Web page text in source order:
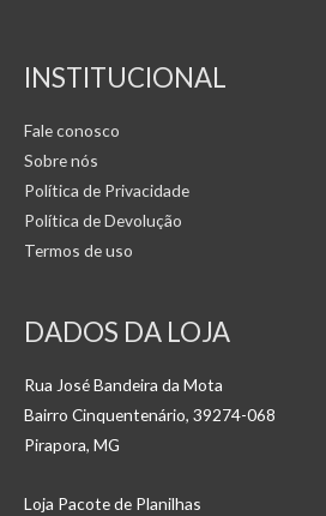
INSTITUCIONAL
Fale conosco
Sobre nós
Política de Privacidade
Política de Devolução
Termos de uso
DADOS DA LOJA
Rua José Bandeira da Mota
Bairro Cinquentenário, 39274-068
Pirapora, MG
Loja Pacote de Planilhas